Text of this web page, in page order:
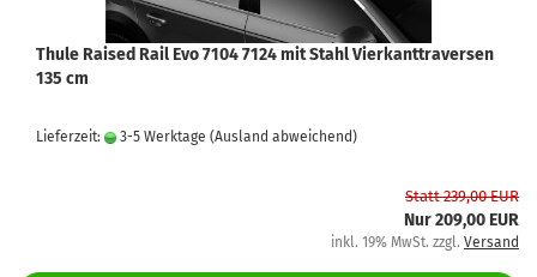
Thule Raised Rail Evo 7104 7124 mit Stahl Vierkanttraversen
135 cm
Lieferzeit: 3-5 Werktage (Ausland abweichend)
Statt 239,00 EUR
Nur 209,00 EUR
inkl. 19% MwSt. zzgl. Versand